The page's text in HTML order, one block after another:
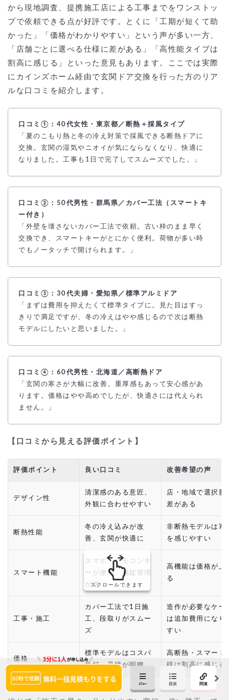
から現地調査、提携施工店による工事までをワンストッ
プで依頼できる点が好評です。とくに「工期が短くて助
かった」「価格がわかりやすい」という声が多い一方、
「店舗ごとに選べる仕様に差がある」「高性能タイプは
割高に感じる」といった意見もあります。ここでは実際
にカインズホーム経由で玄関ドア交換を行った方のリア
ルな口コミを紹介します。
口コミ①：40代女性・東京都／断熱＋採風タイプ
「夏のこもり熱と冬の冷え対策で採風できる断熱ドアに
交換。玄関の湿気やニオイが気にならなくなり、快適に
なりました。工事も1日で完了してスムーズでした。」
口コミ②：50代男性・群馬県／カバー工法（スマートキ
ー付き）
「外壁を壊さないカバー工法で依頼。古い枠のまま早く
交換でき、スマートキーがとにかく便利。荷物が多い時
でもノータッチで開けられます。」
口コミ③：30代夫婦・愛知県／標準アルミドア
「まずは費用を抑えたくて標準タイプに。見た目はすっ
きりで満足ですが、冬の冷えはやや感じるので次は断熱
モデルにしたいと思いました。」
口コミ④：60代男性・北海道／高断熱ドア
「玄関の寒さが大幅に改善。重厚感もあって安心感があ
ります。価格はやや高めでしたが、快適さには代えられ
ません。」
【口コミから見える評価ポイント】
評価ポイント 良い口コミ 改善希望の声
デザイン性
清潔感のある意匠、
外観に合わせやすい
店・地域で選択肢
差がある
断熱性能
冬の冷え込みが改
善、玄関が快適に
非断熱モデルは寒
を感じやすい
スマート機能
スマホ・リモコンキ
ーが便利、施錠管理
が楽
高機能は価格が上
る
工事・施工
カバー工法で1日施
工、段取りがスムー
ズ
造作が必要なケー
は追加費用になり
すい
価格
標準モデルはコスパ
良好、見積が明瞭
高断熱・スマート
様は割高に感じる
スクロールできます